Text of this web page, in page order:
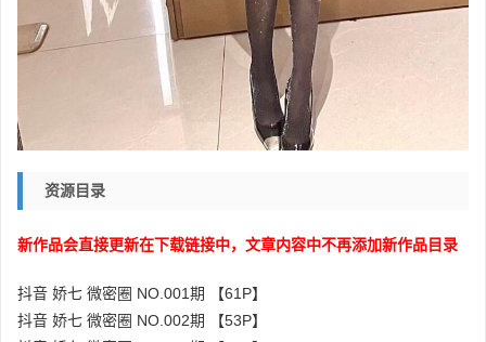
资源目录
新作品会直接更新在下载链接中，文章内容中不再添加新作品目录
抖音 娇七 微密圈 NO.001期 【61P】
抖音 娇七 微密圈 NO.002期 【53P】